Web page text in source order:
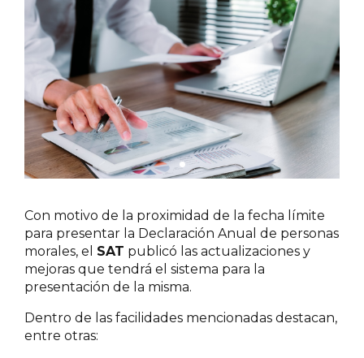
Con motivo de la proximidad de la fecha límite
para presentar la Declaración Anual de personas
morales, el SAT publicó las actualizaciones y
mejoras que tendrá el sistema para la
presentación de la misma.
Dentro de las facilidades mencionadas destacan,
entre otras: